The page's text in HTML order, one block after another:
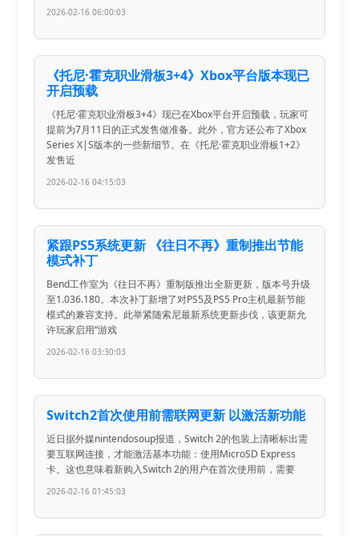
2026-02-16 06:00:03
《托尼·霍克职业滑板3+4》Xbox平台版本现已
开启预载
《托尼·霍克职业滑板3+4》现已在Xbox平台开启预载，玩家可
提前为7月11日的正式发售做准备。此外，官方还公布了Xbox
Series X|S版本的一些新细节。在《托尼·霍克职业滑板1+2》
发售近
2026-02-16 04:15:03
紧跟PS5系统更新 《往日不再》重制推出节能
模式补丁
Bend工作室为《往日不再》重制版推出全新更新，版本号升级
至1.036.180。本次补丁新增了对PS5及PS5 Pro主机最新节能
模式的兼容支持。此举紧随索尼最新系统更新步伐，该更新允
许玩家启用“游戏
2026-02-16 03:30:03
Switch2首次使用前需联网更新 以激活新功能
近日据外媒nintendosoup报道，Switch 2的包装上清晰标出需
要互联网连接，才能激活基本功能：使用MicroSD Express
卡。这也意味着新购入Switch 2的用户在首次使用前，需要
2026-02-16 01:45:03